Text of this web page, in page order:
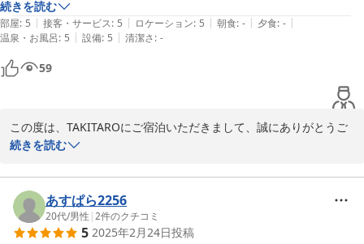
泊できればいいなと思い、お宿に伺ったら、たまたま延泊可能とのこと
だったので、そのまま希望をし、合計３泊しました。おかげで、今回の
旅行では諦めていた場所にも行くことができました。コテージ内にある
暖炉がとても気になったので、冬にも伺ってみたいと思いました。
続きを読む
部屋: 5 | 接客・サービス: 5 | ロケーション: 5 | 朝食: - | 夕食: - |
温泉・お風呂: 5 | 設備: 5 | 清潔さ: -
59
この度は、TAKITAROにご宿泊いただきまして、誠にありがとうご
ざいました。快適なコテージライフを満喫いただけてとても嬉しく
く延泊にも対応することができてよかったです。冬の薪ストーブ
は、夏とは違った雰囲気を楽しむことができます。これからもお客
様のとして、春夏秋冬ご利用いただけたら幸いです。またのご利用
を心よりお待ちしております。
続きを読む
あすぱら2256
20代/男性 |2件のクチコミ
5 2025年2月24日投稿